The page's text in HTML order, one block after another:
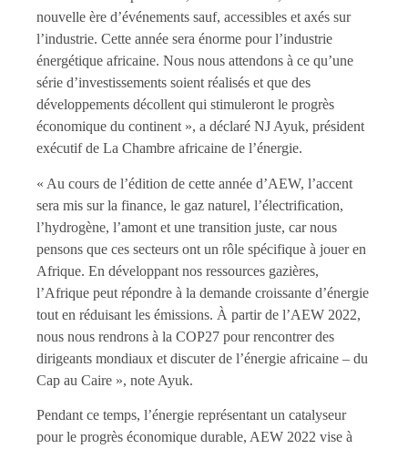
nouvelle ère d’événements sauf, accessibles et axés sur
l’industrie. Cette année sera énorme pour l’industrie
énergétique africaine. Nous nous attendons à ce qu’une
série d’investissements soient réalisés et que des
développements décollent qui stimuleront le progrès
économique du continent », a déclaré NJ Ayuk, président
exécutif de La Chambre africaine de l’énergie.
« Au cours de l’édition de cette année d’AEW, l’accent
sera mis sur la finance, le gaz naturel, l’électrification,
l’hydrogène, l’amont et une transition juste, car nous
pensons que ces secteurs ont un rôle spécifique à jouer en
Afrique. En développant nos ressources gazières,
l’Afrique peut répondre à la demande croissante d’énergie
tout en réduisant les émissions. À partir de l’AEW 2022,
nous nous rendrons à la COP27 pour rencontrer des
dirigeants mondiaux et discuter de l’énergie africaine – du
Cap au Caire », note Ayuk.
Pendant ce temps, l’énergie représentant un catalyseur
pour le progrès économique durable, AEW 2022 vise à